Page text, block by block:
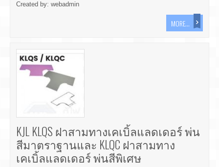
Created by: webadmin
MORE...
KJL KLQS ฝาสามทางเคเบิ้ลแลดเดอร์ พ่น
สีมาตราฐานและ KLQC ฝาสามทาง
เคเบิ้ลแลดเดอร์ พ่นสีพิเศษ